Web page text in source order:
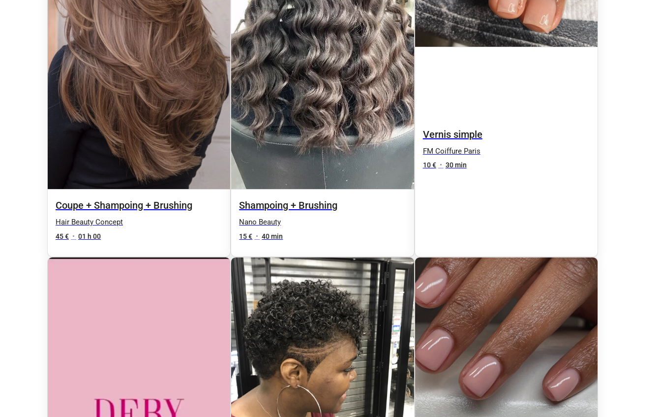
Coupe + Shampoing + Brushing
Hair Beauty Concept
45 € • 01 h 00
Shampoing + Brushing
Nano Beauty
15 € • 40 min
Vernis simple
FM Coiffure Paris
10 € • 30 min